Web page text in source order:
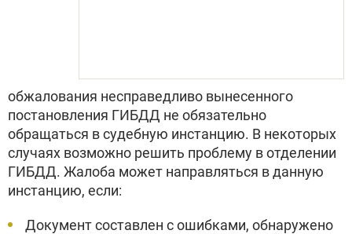
обжалования несправедливо вынесенного
постановления ГИБДД не обязательно
обращаться в судебную инстанцию. В некоторых
случаях возможно решить проблему в отделении
ГИБДД. Жалоба может направляться в данную
инстанцию, если:
Документ составлен с ошибками, обнаружено